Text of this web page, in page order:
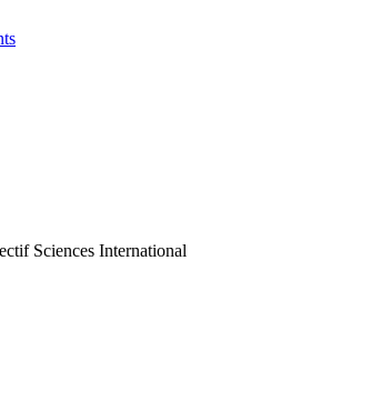
Sciences International